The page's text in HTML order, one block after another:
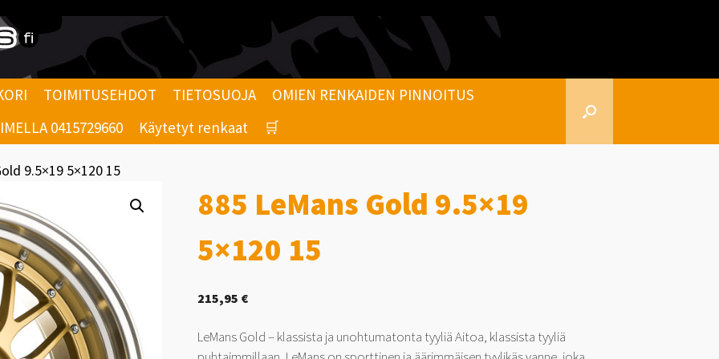
TOIMITUSEHDOT TIETOSUOJA
OMIEN RENKAIDEN PINNOITUS
0415729660 Käytetyt renkaat 🛒
9.5×19 5×120 15
885 LeMans Gold 9.5×19
5×120 15
215,95 €
LeMans Gold – klassista ja unohtumatonta tyyliä Aitoa, klassista tyyliä